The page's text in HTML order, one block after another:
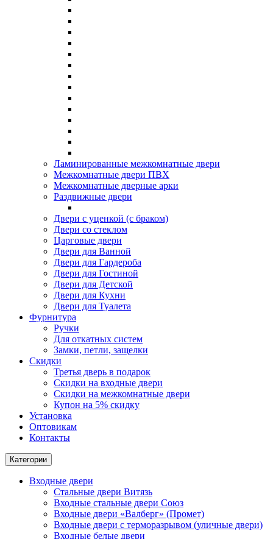
Ламинированные межкомнатные двери
Межкомнатные двери ПВХ
Межкомнатные дверные арки
Раздвижные двери
Двери с уценкой (с браком)
Двери со стеклом
Царговые двери
Двери для Ванной
Двери для Гардероба
Двери для Гостиной
Двери для Детской
Двери для Кухни
Двери для Туалета
Фурнитура
Ручки
Для откатных систем
Замки, петли, защелки
Скидки
Третья дверь в подарок
Скидки на входные двери
Скидки на межкомнатные двери
Купон на 5% скидку
Установка
Оптовикам
Контакты
Категории
Входные двери
Стальные двери Витязь
Входные стальные двери Союз
Входные двери «Валберг» (Промет)
Входные двери с терморазрывом (уличные двери)
Входные белые двери